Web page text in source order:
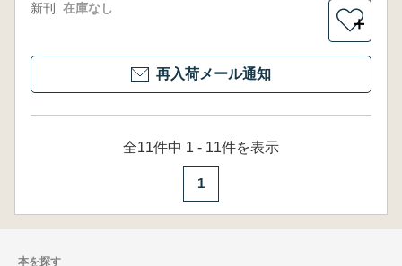
新刊 在庫なし
＋
再入荷メール通知
全11件中 1 - 11件を表示
1
本を探す